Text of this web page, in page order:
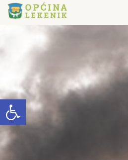
Open toolbar